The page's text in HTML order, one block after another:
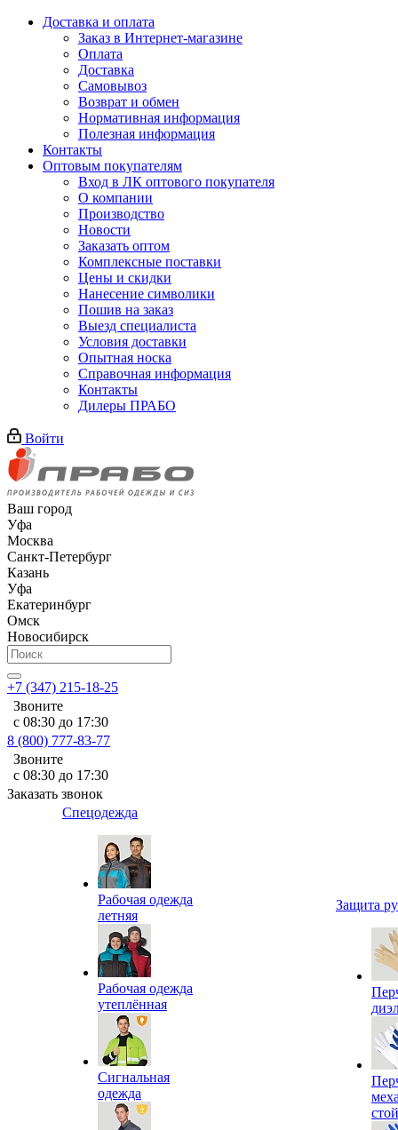
Доставка и оплата
Заказ в Интернет-магазине
Оплата
Доставка
Самовывоз
Возврат и обмен
Нормативная информация
Полезная информация
Контакты
Оптовым покупателям
Вход в ЛК оптового покупателя
О компании
Производство
Новости
Заказать оптом
Комплексные поставки
Цены и скидки
Нанесение символики
Пошив на заказ
Выезд специалиста
Условия доставки
Опытная носка
Справочная информация
Контакты
Дилеры ПРАБО
Войти
Ваш город
Уфа
Москва
Санкт-Петербург
Казань
Уфа
Екатеринбург
Омск
Новосибирск
+7 (347) 215-18-25
Звоните
с 08:30 до 17:30
8 (800) 777-83-77
Звоните
с 08:30 до 17:30
Заказать звонок
Спецодежда
Рабочая одежда
летняя
Рабочая одежда
утеплённая
Сигнальная
одежда
Защита